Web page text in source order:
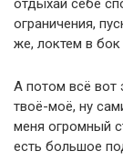
отдыхай себе
ограничения,
же, локтем в бок
А потом всё вот
твоё-моё, ну
меня огромный
есть большое